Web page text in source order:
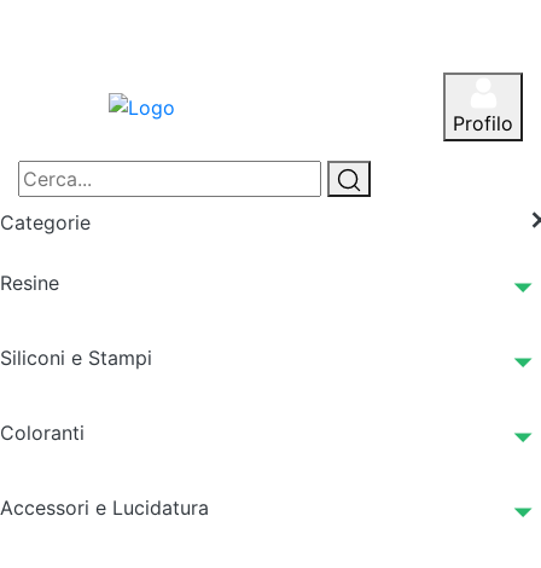
Profilo
Categorie
Resine
Siliconi e Stampi
Coloranti
Accessori e Lucidatura